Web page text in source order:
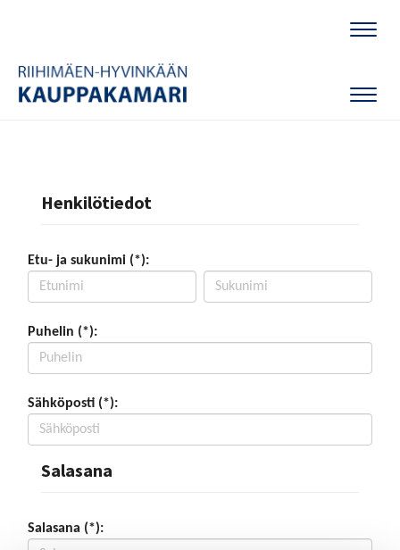
Henkilötiedot
Etu- ja sukunimi (*):
Puhelin (*):
Sähköposti (*):
Salasana
Salasana (*):